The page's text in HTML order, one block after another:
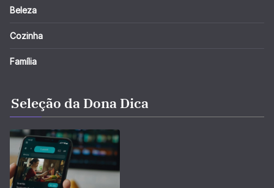
Beleza
Cozinha
Família
Seleção da Dona Dica